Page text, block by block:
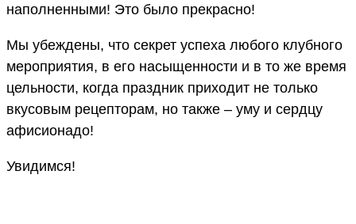
наполненными! Это было прекрасно!
Мы убеждены, что секрет успеха любого клубного
мероприятия, в его насыщенности и в то же время
цельности, когда праздник приходит не только
вкусовым рецепторам, но также – уму и сердцу
афисионадо!
Увидимся!